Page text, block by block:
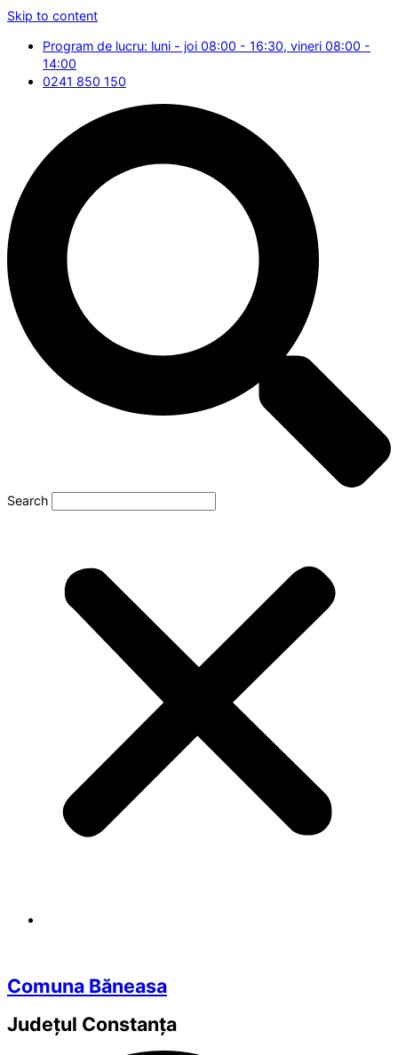
Skip to content
Program de lucru: luni - joi 08:00 - 16:30, vineri 08:00 -
14:00
0241 850 150
Search
Comuna Băneasa
Județul Constanța